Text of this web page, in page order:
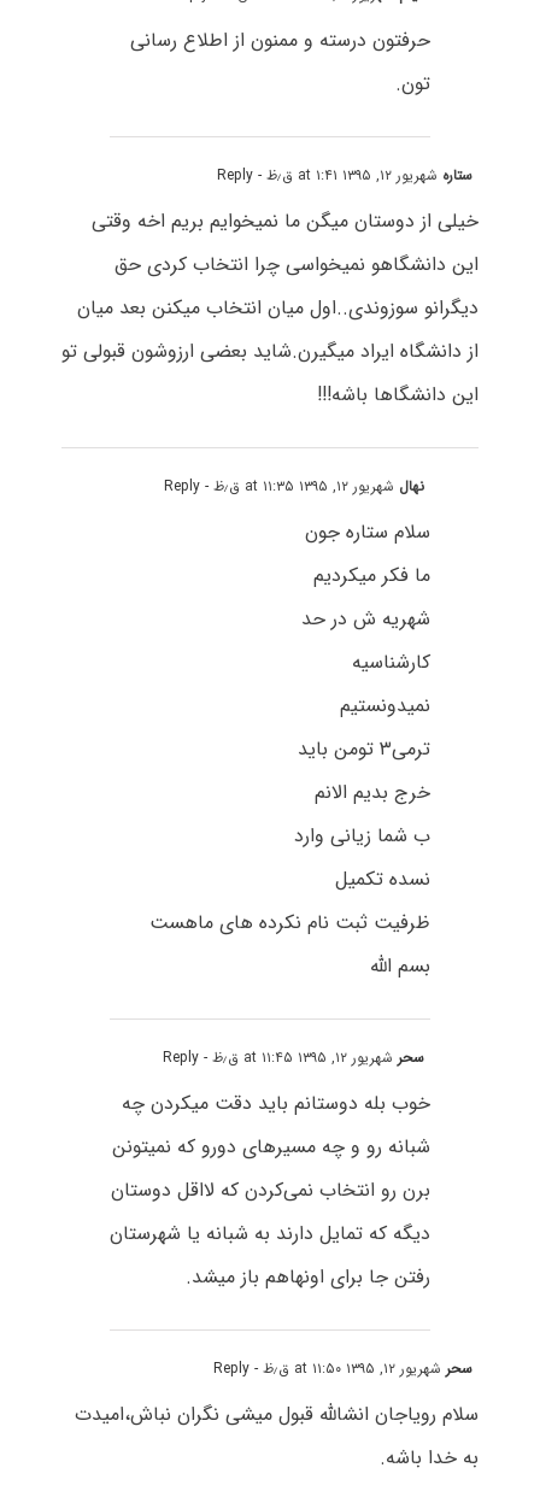
حرفتون درسته و ممنون از اطلاع رسانی
تون.
ستاره شهریور ۱۲, ۱۳۹۵ at ۱:۴۱ ق٫ظ - Reply
خیلی از دوستان میگن ما نمیخوایم بریم اخه وقتی
این دانشگاهو نمیخواسی چرا انتخاب کردی حق
دیگرانو سوزوندی..اول میان انتخاب میکنن بعد میان
از دانشگاه ایراد میگیرن.شاید بعضی ارزوشون قبولی تو
این دانشگاها باشه!!!
نهال شهریور ۱۲, ۱۳۹۵ at ۱۱:۳۵ ق٫ظ - Reply
سلام ستاره جون
ما فکر میکردیم
شهریه ش در حد
کارشناسیه
نمیدونستیم
ترمی۳ تومن باید
خرج بدیم الانم
ب شما زیانی وارد
نسده تکمیل
ظرفیت ثبت نام نکرده های ماهست
بسم الله
سحرشهریور ۱۲, ۱۳۹۵ at ۱۱:۴۵ ق٫ظ - Reply
خوب بله دوستانم باید دقت میکردن چه
شبانه رو و چه مسیرهای دورو که نمیتونن
برن رو انتخاب نمی‌کردن که لااقل دوستان
دیگه که تمایل دارند به شبانه یا شهرستان
رفتن جا برای اونهاهم باز میشد.
سحرشهریور ۱۲, ۱۳۹۵ at ۱۱:۵۰ ق٫ظ - Reply
سلام رویاجان انشالله قبول میشی نگران نباش،امیدت
به خدا باشه.